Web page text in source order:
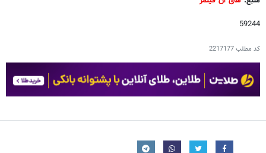
59244
کد مطلب2217177